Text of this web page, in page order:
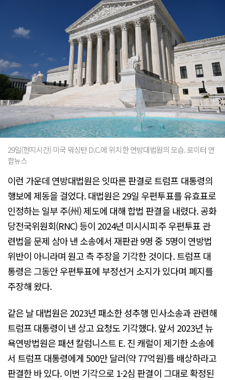
29일(현지시간) 미국 워싱턴 D.C.에 위치한 연방대법원의 모습. 로이터 연
합뉴스
이런 가운데 연방대법원은 잇따른 판결로 트럼프 대통령의
행보에 제동을 걸었다. 대법원은 29일 우편투표를 유효표로
인정하는 일부 주(州) 제도에 대해 합법 판결을 내렸다. 공화
당전국위원회(RNC) 등이 2024년 미시시피주 우편투표 관
련법을 문제 삼아 낸 소송에서 재판관 9명 중 5명이 연방법
위반이 아니라며 원고 측 주장을 기각한 것이다. 트럼프 대
통령은 그동안 우편투표에 부정선거 소지가 있다며 폐지를
주장해 왔다.
같은 날 대법원은 2023년 패소한 성추행 민사소송과 관련해
트럼프 대통령이 낸 상고 요청도 기각했다. 앞서 2023년 뉴
욕연방법원은 패션 칼럼니스트 E. 진 캐럴이 제기한 소송에
서 트럼프 대통령에게 500만 달러(약 77억원)를 배상하라고
판결한 바 있다. 이번 기각으로 1·2심 판결이 그대로 확정된